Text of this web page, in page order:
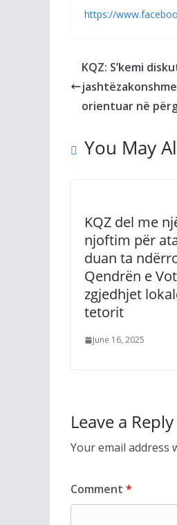
https://
KQZ: S’kemi
orientuar në
You May
KQZ del me
njoftim për
duan ta
Qendrën e
zgjedhjet
tetorit
June 16, 2025
Leave a Reply
Your email address
Comment *